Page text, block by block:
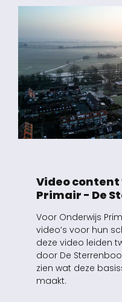
Video
Primair - De
Voor Onderwijs
video’s voor hun
deze video leiden
door De
zien wat deze
maakt.